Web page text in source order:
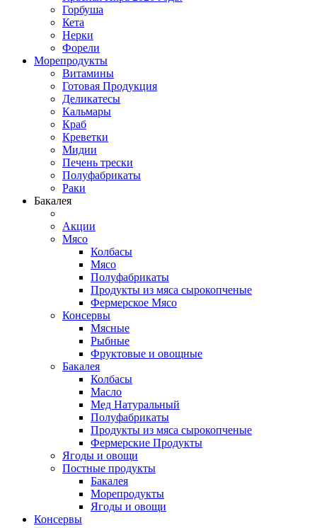
Горбуша
Кета
Нерки
Форели
Морепродукты
Витамины
Готовая Продукция
Деликатесы
Кальмары
Краб
Креветки
Мидии
Печень трески
Полуфабрикаты
Раки
Бакалея
Акции
Мясо
Колбасы
Мясо
Полуфабрикаты
Продукты из мяса сырокопченые
Фермерское Мясо
Консервы
Мясные
Рыбные
Фруктовые и овощные
Бакалея
Колбасы
Масло
Мед Натуральный
Полуфабрикаты
Продукты из мяса сырокопченые
Фермерские Продукты
Ягоды и овощи
Постные продукты
Бакалея
Морепродукты
Ягоды и овощи
Консервы